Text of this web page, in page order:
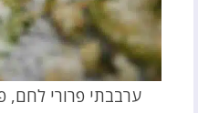
ערבבתי פרורי לחם,